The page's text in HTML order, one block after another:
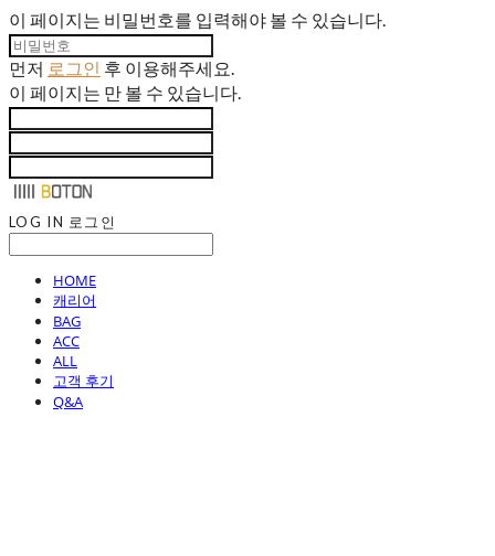
이 페이지는 비밀번호를 입력해야 볼 수 있습니다.
먼저 로그인 후 이용해주세요.
이 페이지는 만 볼 수 있습니다.
LOG IN 로그인
HOME
캐리어
BAG
ACC
ALL
고객 후기
Q&A